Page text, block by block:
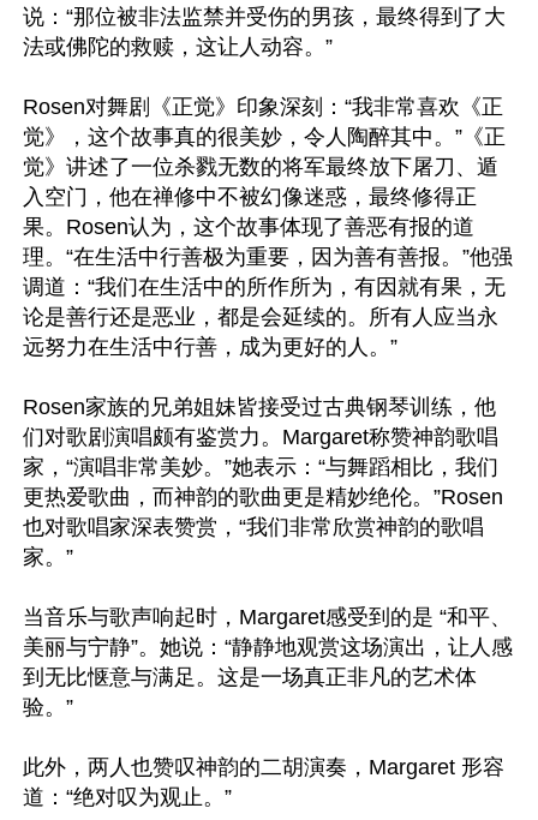
说：“那位被非法监禁并受伤的男孩，最终得到了大
法或佛陀的救赎，这让人动容。”
Rosen对舞剧《正觉》印象深刻：“我非常喜欢《正
觉》，这个故事真的很美妙，令人陶醉其中。”《正
觉》讲述了一位杀戮无数的将军最终放下屠刀、遁
入空门，他在禅修中不被幻像迷惑，最终修得正
果。Rosen认为，这个故事体现了善恶有报的道
理。“在生活中行善极为重要，因为善有善报。”他强
调道：“我们在生活中的所作所为，有因就有果，无
论是善行还是恶业，都是会延续的。所有人应当永
远努力在生活中行善，成为更好的人。”
Rosen家族的兄弟姐妹皆接受过古典钢琴训练，他
们对歌剧演唱颇有鉴赏力。Margaret称赞神韵歌唱
家，“演唱非常美妙。”她表示：“与舞蹈相比，我们
更热爱歌曲，而神韵的歌曲更是精妙绝伦。”Rosen
也对歌唱家深表赞赏，“我们非常欣赏神韵的歌唱
家。”
当音乐与歌声响起时，Margaret感受到的是 “和平、
美丽与宁静”。她说：“静静地观赏这场演出，让人感
到无比惬意与满足。这是一场真正非凡的艺术体
验。”
此外，两人也赞叹神韵的二胡演奏，Margaret 形容
道：“绝对叹为观止。”